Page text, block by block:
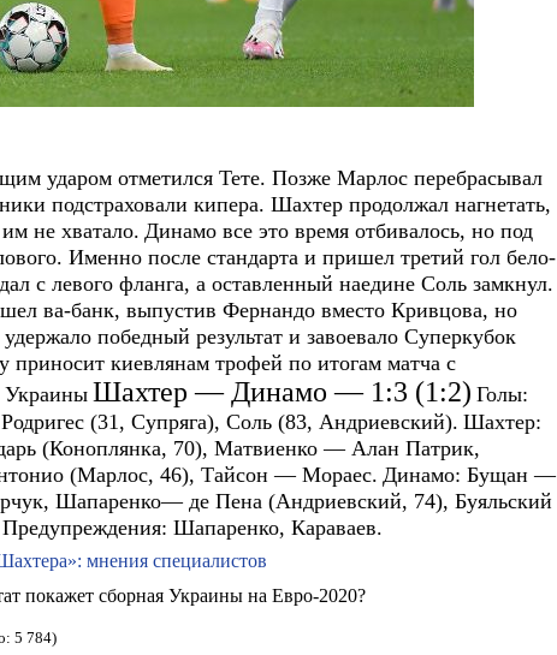
ударом отметился Тете. Позже Марлос перебрасывал
подстраховали кипера. Шахтер продолжал нагнетать,
не хватало. Динамо все это время отбивалось, но под
Именно после стандарта и пришел третий гол бело-
с левого фланга, а оставленный наедине Соль замкнул.
ва-банк, выпустив Фернандо вместо Кривцова, но
победный результат и завоевало Суперкубок
киевлянам трофей по итогам матча с
Украины Шахтер — Динамо — 1:3 (1:2) Голы:
(31, Супряга), Соль (83, Андриевский). Шахтер:
(Коноплянка, 70), Матвиенко — Алан Патрик,
(Марлос, 46), Тайсон — Мораес. Динамо: Бущан —
Шапаренко— де Пена (Андриевский, 74), Буяльский
Предупреждения: Шапаренко, Караваев.
мнения специалистов
покажет сборная Украины на Евро-2020?
5 784)